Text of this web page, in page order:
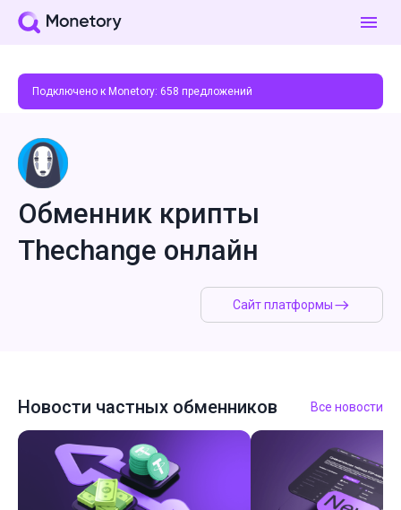
Подключено к Monetory: 658 предложений
Сайт платформы
Обменник крипты
Thechange онлайн
Новости частных обменников Все новости